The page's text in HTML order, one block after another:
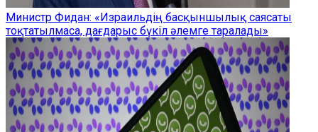
Министр Фидан: «Израильдің басқыншылық саясаты
тоқтатылмаса, дағдарыс бүкіл әлемге таралады»